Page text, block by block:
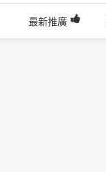
最新推廣